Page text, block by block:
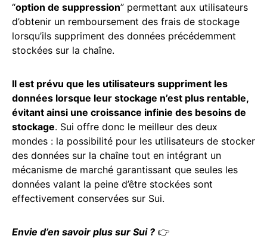
“option de suppression” permettant aux utilisateurs
d’obtenir un remboursement des frais de stockage
lorsqu’ils suppriment des données précédemment
stockées sur la chaîne.
Il est prévu que les utilisateurs suppriment les
données lorsque leur stockage n’est plus rentable,
évitant ainsi une croissance infinie des besoins de
stockage. Sui offre donc le meilleur des deux
mondes : la possibilité pour les utilisateurs de stocker
des données sur la chaîne tout en intégrant un
mécanisme de marché garantissant que seules les
données valant la peine d’être stockées sont
effectivement conservées sur Sui.
Envie d’en savoir plus sur Sui ? 👉